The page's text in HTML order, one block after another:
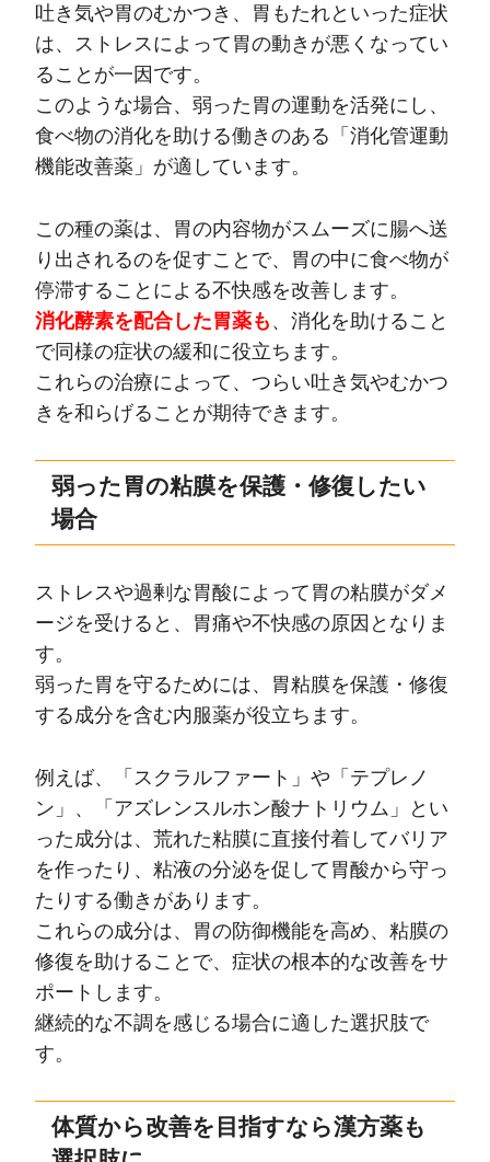
吐き気や胃のむかつき、胃もたれといった症状
は、ストレスによって胃の動きが悪くなってい
ることが一因です。
このような場合、弱った胃の運動を活発にし、
食べ物の消化を助ける働きのある「消化管運動
機能改善薬」が適しています。
この種の薬は、胃の内容物がスムーズに腸へ送
り出されるのを促すことで、胃の中に食べ物が
停滞することによる不快感を改善します。
消化酵素を配合した胃薬も 、消化を助けること
で同様の症状の緩和に役立ちます。
これらの治療によって、つらい吐き気やむかつ
きを和らげることが期待できます。
弱った胃の粘膜を保護・修復したい
場合
ストレスや過剰な胃酸によって胃の粘膜がダメ
ージを受けると、胃痛や不快感の原因となりま
す。
弱った胃を守るためには、胃粘膜を保護・修復
する成分を含む内服薬が役立ちます。
例えば、「スクラルファート」や「テプレノ
ン」、「アズレンスルホン酸ナトリウム」とい
った成分は、荒れた粘膜に直接付着してバリア
を作ったり、粘液の分泌を促して胃酸から守っ
たりする働きがあります。
これらの成分は、胃の防御機能を高め、粘膜の
修復を助けることで、症状の根本的な改善をサ
ポートします。
継続的な不調を感じる場合に適した選択肢で
す。
体質から改善を目指すなら漢方薬も